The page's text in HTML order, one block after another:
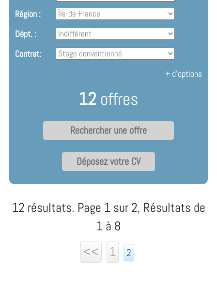
Région :
Dépt. :
Contrat:
+ d'options
12 offres
Déposez votre CV
12 résultats. Page 1 sur 2, Résultats de
1 à 8
<<
1 2